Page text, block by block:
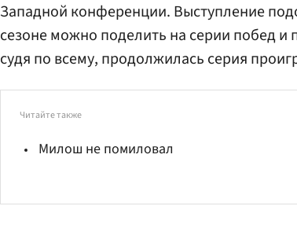
Западной конференции. Выступление
сезоне можно поделить на серии побед
судя по всему, продолжилась серия
Читайте также
Милош не помиловал